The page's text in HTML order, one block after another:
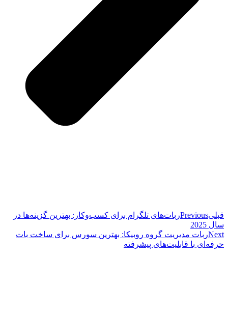
قبلیPreviousربات‌های تلگرام برای کسب‌وکار: بهترین گزینه‌ها در
سال 2025
Nextربات مدیریت گروه روبیکا: بهترین سورس برای ساخت بات
حرفه‌ای با قابلیت‌های پیشرفته